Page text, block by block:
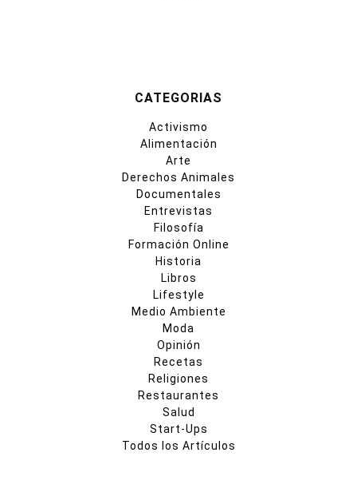
CATEGORIAS
Activismo
Alimentación
Arte
Derechos Animales
Documentales
Entrevistas
Filosofía
Formación Online
Historia
Libros
Lifestyle
Medio Ambiente
Moda
Opinión
Recetas
Religiones
Restaurantes
Salud
Start-Ups
Todos los Artículos